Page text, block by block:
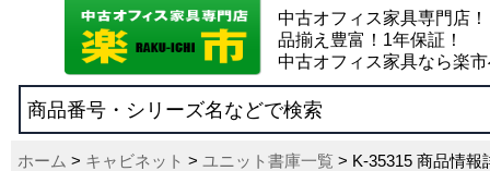
中古オフィス家具専門店！
品揃え豊富！1年保証！
中古オフィス家具なら楽
ホーム > キャビネット > ユニット書庫一覧 > K-35315 商品情報